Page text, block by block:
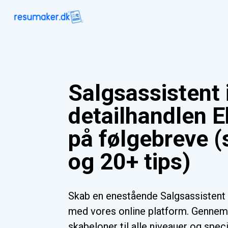
Salgsassistent
detailhandlen
på følgebreve
og 20+ tips)
Skab en enestående
med vores online platform.